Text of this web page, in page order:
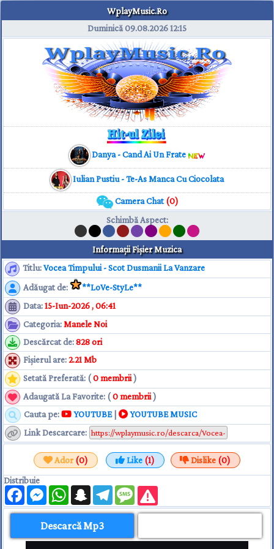
WplayMusic.Ro
Duminică 09.08.202612:15
Danya - Cand Ai Un Frate
Iulian Pustiu - Te-As Manca Cu Ciocolata
Camera Chat(0)
Schimbă Aspect:
Informaţii Fişier Muzica
Titlu:Vocea Timpului - Scot Dusmanii La Vanzare
Adăugat de:
**LoVe-StyLe**
Data:15-Iun-2026 , 06:41
Categoria: Manele Noi
Descărcat de:828 ori
Fişierul are:2.21 Mb
Setată Preferată: (0 membrii )
Adaugată La Favorite: (0 membrii)
Cauta pe:
YOUTUBE|
YOUTUBE MUSIC
Link Descarcare:
Ador(0) Like (1) Dislike (0)
Distribuie
FacebookMessengerWhatsAppSnapchatTelegramMessage
Descarcă Mp3